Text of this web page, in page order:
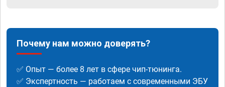
Почему нам можно доверять?
✅ Опыт — более 8 лет в сфере чип-тюнинга.
✅ Экспертность — работаем с современными ЭБУ